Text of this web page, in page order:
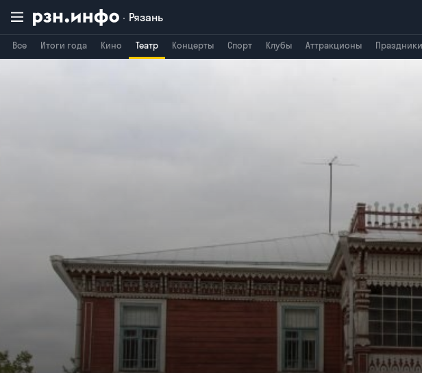
Рязань
Все Итоги года Кино Театр Концерты Спорт Клубы Аттракционы Праздники